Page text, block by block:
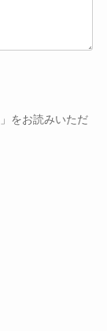
」をお読みいただ